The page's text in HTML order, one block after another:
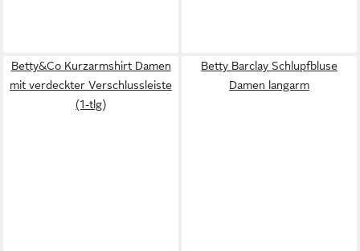
Betty&Co Kurzarmshirt Damen
mit verdeckter Verschlussleiste
(1-tlg)
Betty Barclay Schlupfbluse
Damen langarm